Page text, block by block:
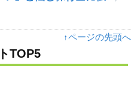
↑ページの先頭へ
TOP5